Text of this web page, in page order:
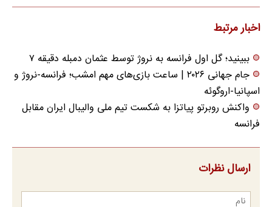
مراجعه حضوری
اخبار مرتبط
ببینید؛ گل اول فرانسه به نروژ توسط عثمان دمبله دقیقه ۷
جام جهانی ۲۰۲۶ | ساعت بازی‌های مهم امشب؛ فرانسه-نروژ و
اسپانیا-اروگوئه
واکنش روبرتو پیاتزا به شکست تیم ملی والیبال ایران مقابل
فرانسه
ارسال نظرات